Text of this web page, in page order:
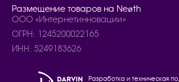
Размещение товаров на Neøth
ООО «Интернетинновации»
ОГРН: 1245200022165
ИНН: 5249183626
Разработка и техническая